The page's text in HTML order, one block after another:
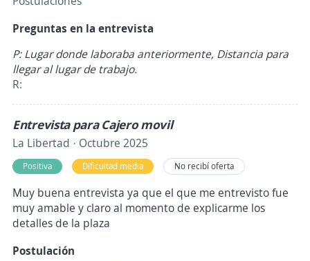
Preguntas en la entrevista
P: Lugar donde laboraba anteriormente, Distancia para
llegar al lugar de trabajo.
R:
Entrevista para Cajero movil
La Libertad · Octubre 2025
Positiva Dificultad media No recibí oferta
Muy buena entrevista ya que el que me entrevisto fue
muy amable y claro al momento de explicarme los
detalles de la plaza
Postulación